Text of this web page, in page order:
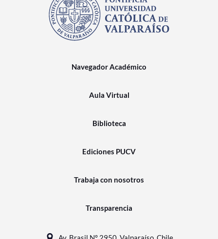
Navegador Académico
Aula Virtual
Biblioteca
Ediciones PUCV
Trabaja con nosotros
Transparencia